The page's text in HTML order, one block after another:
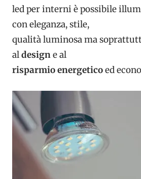
led per interni è possibile
con eleganza, stile,
qualità luminosa ma
aldesigne al
risparmio energeticoed